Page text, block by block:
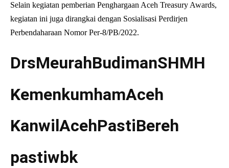
Selain kegiatan pemberian Penghargaan Aceh Treasury Awards,
kegiatan ini juga dirangkai dengan Sosialisasi Perdirjen
Perbendaharaan Nomor Per-8/PB/2022.
DrsMeurahBudimanSHMH
KemenkumhamAceh
KanwilAcehPastiBereh
pastiwbk